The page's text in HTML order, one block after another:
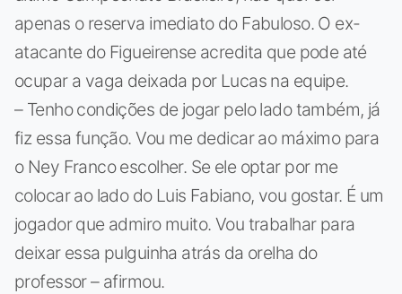
apenas o reserva imediato do Fabuloso. O ex-
atacante do Figueirense acredita que pode até
ocupar a vaga deixada por Lucas na equipe.
– Tenho condições de jogar pelo lado também, já
fiz essa função. Vou me dedicar ao máximo para
o Ney Franco escolher. Se ele optar por me
colocar ao lado do Luis Fabiano, vou gostar. É um
jogador que admiro muito. Vou trabalhar para
deixar essa pulguinha atrás da orelha do
professor – afirmou.